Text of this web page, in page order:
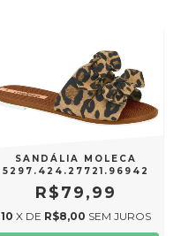
SANDÁLIA MOLECA
5297.424.27721.96942
R$79,99
10 X DE R$8,00 SEM JUROS